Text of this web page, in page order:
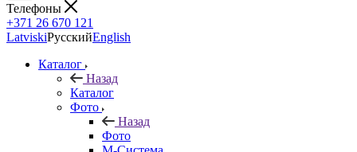
Телефоны
+371 26 670 121
LatviskiРусскийEnglish
Каталог
Назад
Каталог
Фото
Назад
Фото